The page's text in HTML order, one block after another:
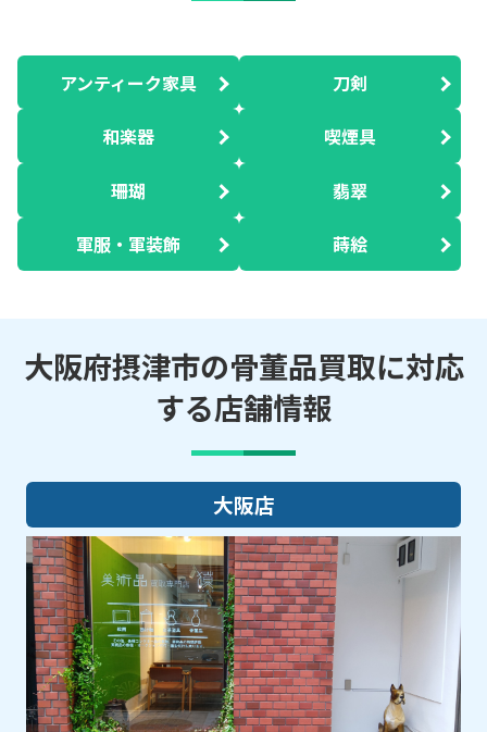
アンティーク家具 刀剣
和楽器 喫煙具
珊瑚 翡翠
軍服・軍装飾 蒔絵
大阪府摂津市の骨董品買取に対応
する店舗情報
大阪店